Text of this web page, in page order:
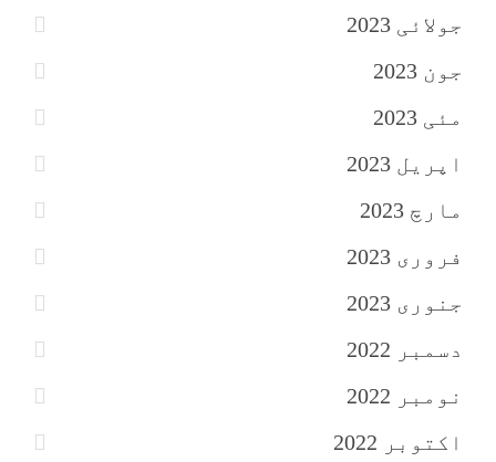
جولائی 2023
جون 2023
مئی 2023
اپریل 2023
مارچ 2023
فروری 2023
جنوری 2023
دسمبر 2022
نومبر 2022
اکتوبر 2022